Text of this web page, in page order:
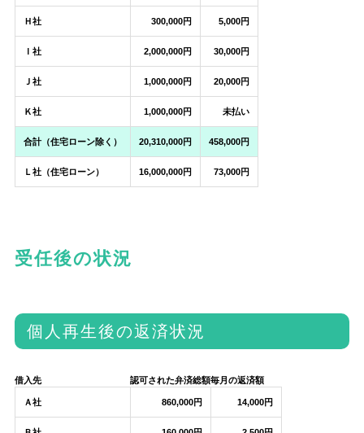
Ｈ社 300,000円 5,000円
Ｉ社 2,000,000円 30,000円
Ｊ社 1,000,000円 20,000円
Ｋ社 1,000,000円 未払い
合計（住宅ローン除く） 20,310,000円 458,000円
Ｌ社（住宅ローン） 16,000,000円 73,000円
受任後の状況
個人再生後の返済状況
借入先 認可された弁済総額毎月の返済額
Ａ社 860,000円 14,000円